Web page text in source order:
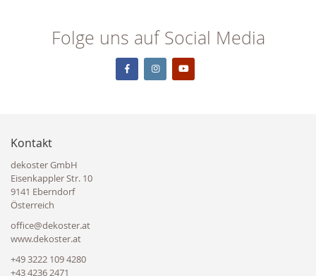
Folge uns auf Social Media
Kontakt
dekoster GmbH
Eisenkappler Str. 10
9141 Eberndorf
Österreich
office@dekoster.at
www.dekoster.at
+49 3222 109 4280
+43 4236 2471